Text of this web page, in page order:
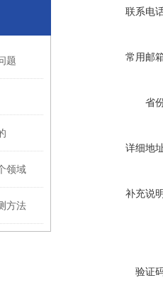
题
领域
方法
联系电
常用邮
省
详细地
补充说
验证